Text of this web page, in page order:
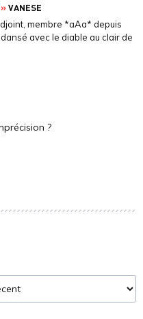
VANESE
membre *aAa* depuis
avec le diable au clair de
?